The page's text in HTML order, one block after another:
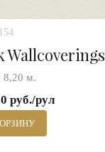
Wallcoverings
8,20 м.
руб./рул